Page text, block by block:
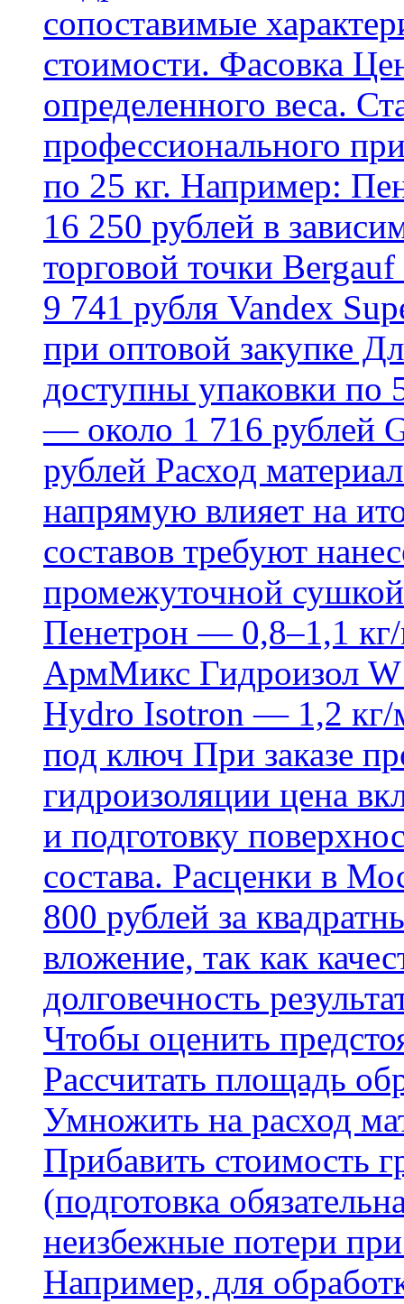
сопоставимые
стоимости. Фасовка
определенного веса.
профессионального
по 25 кг. Например:
16 250 рублей в
торговой точки
9 741 рубля Vandex
при оптовой закупке
доступны упаковки по
— около 1 716 рублей
рублей Расход
напрямую влияет на
составов требуют
промежуточной
Пенетрон — 0,8–1,1 кг/
АрмМикс Гидроизол
Hydro Isotron — 1,2 кг/
под ключ При заказе
гидроизоляции цена
и подготовку
состава. Расценки в
800 рублей за
вложение, так как
долговечность
Чтобы оценить
Рассчитать площадь
Умножить на расход
Прибавить стоимость
(подготовка
неизбежные потери
Например, для